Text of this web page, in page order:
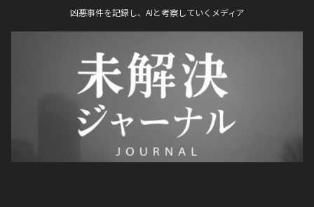
凶悪事件を記録し、AIと考察していくメディア